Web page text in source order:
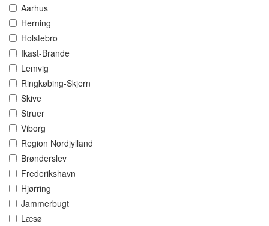
Aarhus
Herning
Holstebro
Ikast-Brande
Lemvig
Ringkøbing-Skjern
Skive
Struer
Viborg
Region Nordjylland
Brønderslev
Frederikshavn
Hjørring
Jammerbugt
Læsø